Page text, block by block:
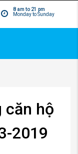
8 am to 21 pm
Monday to Sunday
căn hộ
2019